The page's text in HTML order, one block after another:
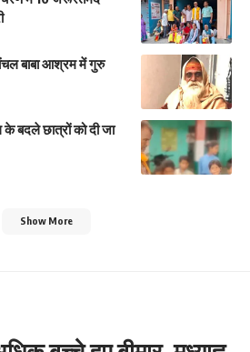
बाबा आश्रम में गुरु
के बदले छात्रों को दी जा
Show More